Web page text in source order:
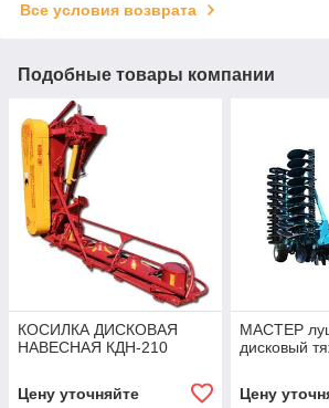
Все условия возврата
Подобные товары компании
КОСИЛКА ДИСКОВАЯ
НАВЕСНАЯ КДН-210
Цену уточняйте
МАСТЕР
дисковый
Цену